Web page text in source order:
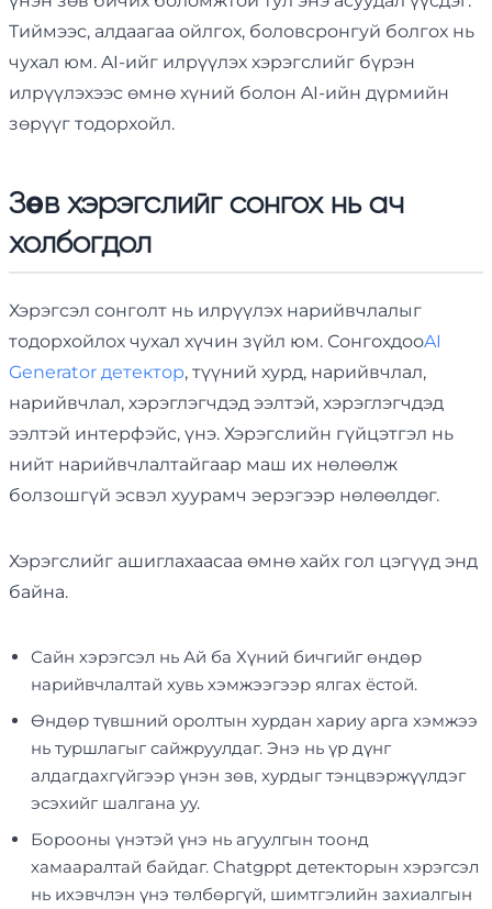
Тиймээс, алдаагаа ойлгох, боловсронгуй болгох нь
чухал юм. AI-ийг илрүүлэх хэрэгслийг бүрэн
илрүүлэхээс өмнө хүний ​​болон AI-ийн дүрмийн
зөрүүг тодорхойл.
Зөв хэрэгслийг сонгох нь ач
холбогдол
Хэрэгсэл сонголт нь илрүүлэх нарийвчлалыг
тодорхойлох чухал хүчин зүйл юм. СонгохдооAI
Generator детектор, түүний хурд, нарийвчлал,
нарийвчлал, хэрэглэгчдэд ээлтэй, хэрэглэгчдэд
ээлтэй интерфэйс, үнэ. Хэрэгслийн гүйцэтгэл нь
нийт нарийвчлалтайгаар маш их нөлөөлж
болзошгүй эсвэл хуурамч эерэгээр нөлөөлдөг.
Хэрэгслийг ашиглахаасаа өмнө хайх гол цэгүүд энд
байна.
Сайн хэрэгсэл нь Ай ба Хүний бичгийг өндөр
нарийвчлалтай хувь хэмжээгээр ялгах ёстой.
Өндөр түвшний оролтын хурдан хариу арга хэмжээ
нь туршлагыг сайжруулдаг. Энэ нь үр дүнг
алдагдахгүйгээр үнэн зөв, хурдыг тэнцвэржүүлдэг
эсэхийг шалгана уу.
Борооны үнэтэй үнэ нь агуулгын тоонд
хамааралтай байдаг. Chatgppt детекторын хэрэгсэл
нь ихэвчлэн үнэ төлбөргүй, шимтгэлийн захиалгын